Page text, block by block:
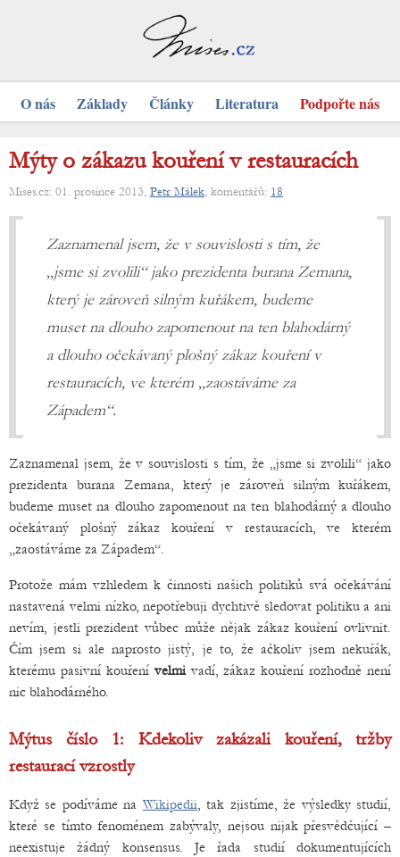
O nás Základy Články Literatura Podpořte nás
Mýty o zákazu kouření v restauracích
Mises.cz: 01. prosince 2013, Petr Málek, komentářů: 18
Zaznamenal jsem, že v souvislosti s tím, že
„jsme si zvolili“ jako prezidenta burana Zemana,
který je zároveň silným kuřákem, budeme
muset na dlouho zapomenout na ten blahodárný
a dlouho očekávaný plošný zákaz kouření v
restauracích, ve kterém „zaostáváme za
Západem“.
Zaznamenal jsem, že v souvislosti s tím, že „jsme si zvolili“ jako
prezidenta burana Zemana, který je zároveň silným kuřákem,
budeme muset na dlouho zapomenout na ten blahodárný a dlouho
očekávaný plošný zákaz kouření v restauracích, ve kterém
„zaostáváme za Západem“.
Protože mám vzhledem k činnosti našich politiků svá očekávání
nastavená velmi nízko, nepotřebuji dychtivě sledovat politiku a ani
nevím, jestli prezident vůbec může nějak zákaz kouření ovlivnit.
Čím jsem si ale naprosto jistý, je to, že ačkoliv jsem nekuřák,
kterému pasivní kouření velmivadí, zákaz kouření rozhodně není
nic blahodárného.
Mýtus číslo 1: Kdekoliv zakázali kouření, tržby
restaurací vzrostly
Když se podíváme na Wikipedii, tak zjistíme, že výsledky studií,
které se tímto fenoménem zabývaly, nejsou nijak přesvědčující –
neexistuje žádný konsensus. Je řada studií dokumentujících